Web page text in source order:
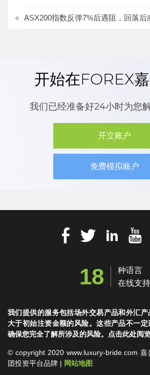
ASX200指数反弹7%后遇阻，回落后
开始在FOREX
我们已经准备好24小时为您
开立账户
免费模拟账户
18
种语言
在线支持
我们提供的服务包括场外交易产品和外汇
大于初始注资金额的风险。这些产品不一
确保您完全了解所涉及的风险。点击此处阅
© copyright 2020 www.luxury-bride.com
团投资平台品牌 | 网站地图